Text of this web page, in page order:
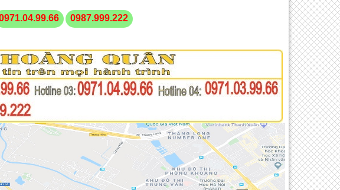
0987.999.222